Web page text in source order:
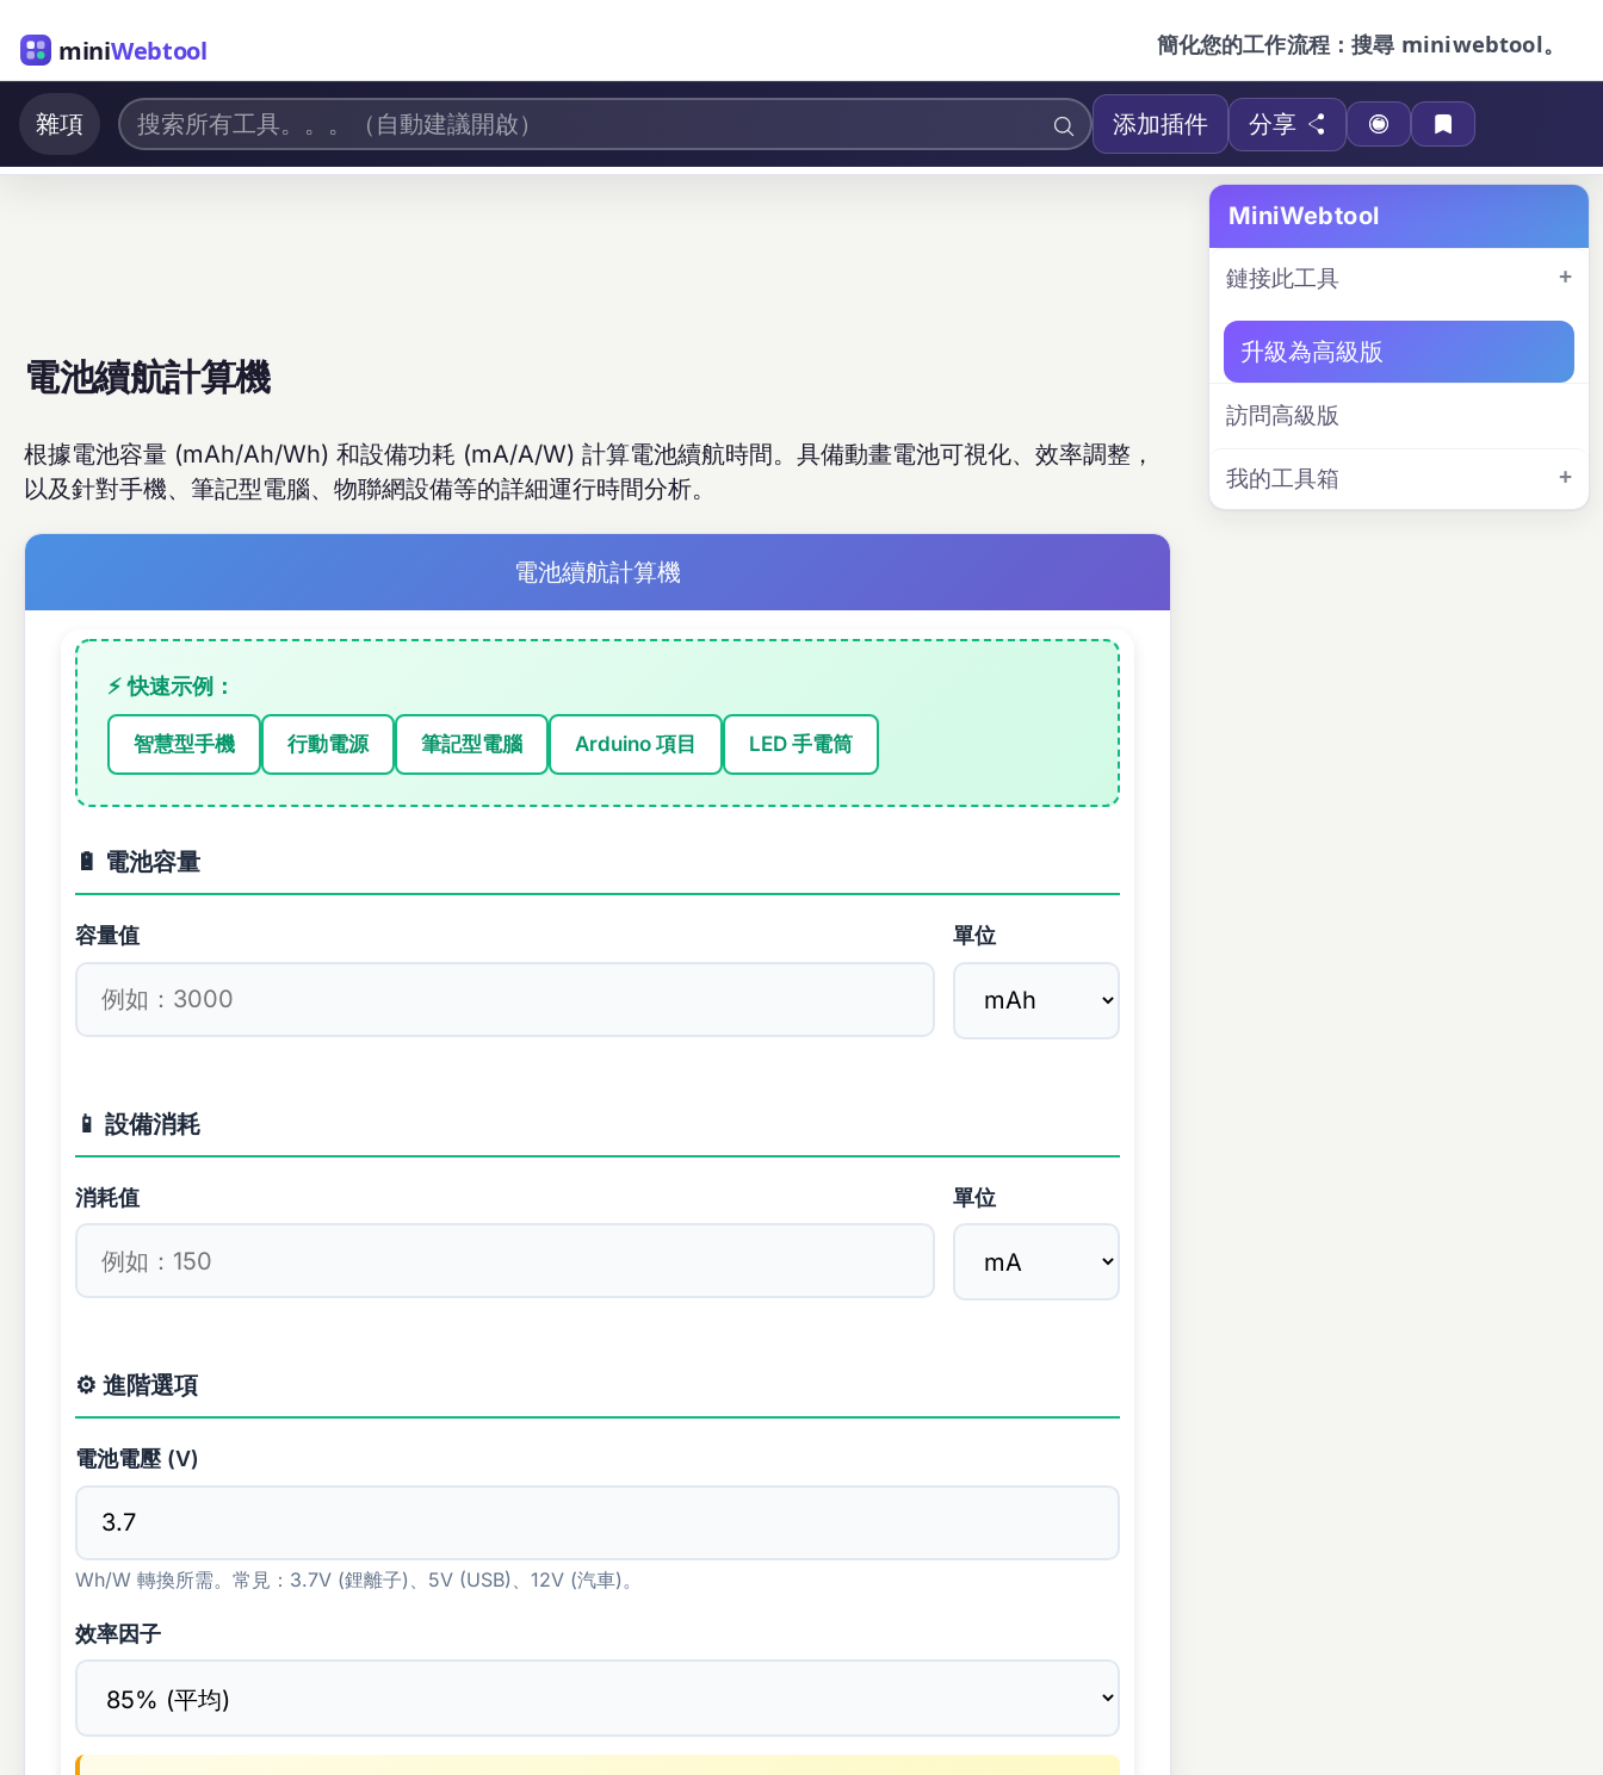
miniWebtool 簡化您的工作流程：搜尋 miniwebtool。
雜項 添加插件 分享
電池續航計算機
根據電池容量 (mAh/Ah/Wh) 和設備功耗 (mA/A/W) 計算電池續航時間。具備動畫電池可視化、效率調整，
以及針對手機、筆記型電腦、物聯網設備等的詳細運行時間分析。
電池續航計算機
⚡ 快速示例：
智慧型手機 行動電源 筆記型電腦 Arduino 項目 LED 手電筒
🔋 電池容量
容量值 單位
📱 設備消耗
消耗值 單位
⚙️ 進階選項
電池電壓 (V)
Wh/W 轉換所需。常見：3.7V (鋰離子)、5V (USB)、12V (汽車)。
效率因子
MiniWebtool
鏈接此工具
升級為高級版
訪問高級版
我的工具箱